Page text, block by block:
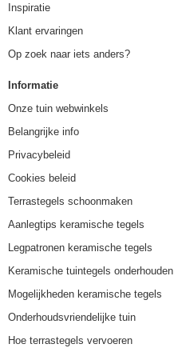
Inspiratie
Klant ervaringen
Op zoek naar iets anders?
Informatie
Onze tuin webwinkels
Belangrijke info
Privacybeleid
Cookies beleid
Terrastegels schoonmaken
Aanlegtips keramische tegels
Legpatronen keramische tegels
Keramische tuintegels onderhouden
Mogelijkheden keramische tegels
Onderhoudsvriendelijke tuin
Hoe terrastegels vervoeren